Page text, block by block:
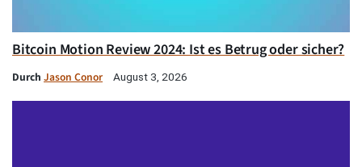
Bitcoin Motion Review 2024: Ist es Betrug oder sicher?
Durch Jason Conor August 3, 2026